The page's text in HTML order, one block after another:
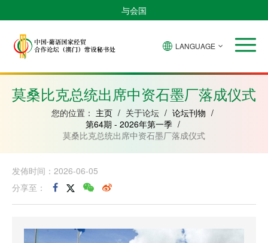
与会国
安
比
绍
內
亚
克
和
普
LANGUAGE
莫桑比克总统出席中资石墨厂落成仪式
您的位置： 主页 / 关于论坛 / 论坛刊物 /
第64期 - 2026年第一季 /
莫桑比克总统出席中资石墨厂落成仪式
发佈时间：2026-06-05
分享至：